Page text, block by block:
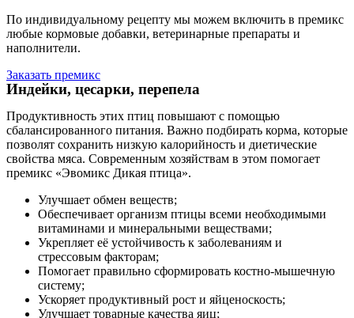
По индивидуальному рецепту мы можем включить в премикс
любые кормовые добавки, ветеринарные препараты и
наполнители.
Заказать премикс
Индейки, цесарки, перепела
Продуктивность этих птиц повышают с помощью
сбалансированного питания. Важно подбирать корма, которые
позволят сохранить низкую калорийность и диетические
свойства мяса. Современным хозяйствам в этом помогает
премикс «Эвомикс Дикая птица».
Улучшает обмен веществ;
Обеспечивает организм птицы всеми необходимыми
витаминами и минеральными веществами;
Укрепляет её устойчивость к заболеваниям и
стрессовым факторам;
Помогает правильно сформировать костно-мышечную
систему;
Ускоряет продуктивный рост и яйценоскость;
Улучшает товарные качества яиц;